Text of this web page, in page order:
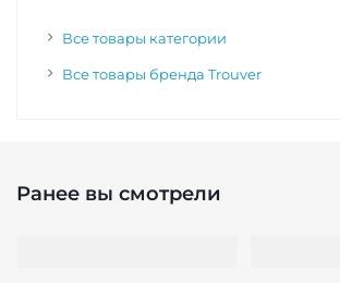
Все товары категории
Все товары бренда Trouver
Ранее вы смотрели